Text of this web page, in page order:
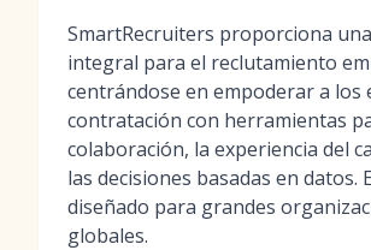
SmartRecruiters proporciona
integral para el reclutamiento
centrándose en empoderar a los
contratación con herramientas
colaboración, la experiencia del
las decisiones basadas en datos.
diseñado para grandes
globales.